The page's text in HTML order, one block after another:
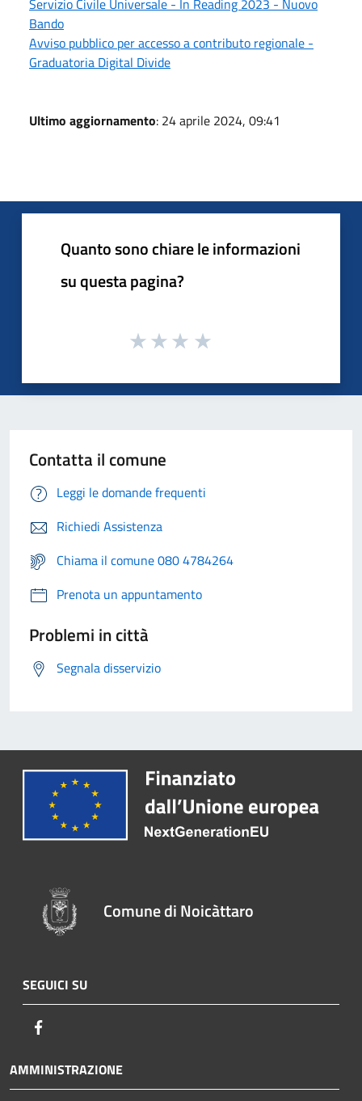
Servizio Civile Universale - In Reading 2023 - Nuovo
Bando
Avviso pubblico per accesso a contributo regionale -
Graduatoria Digital Divide
Ultimo aggiornamento: 24 aprile 2024, 09:41
Quanto sono chiare le informazioni
su questa pagina?
Contatta il comune
Leggi le domande frequenti
Richiedi Assistenza
Chiama il comune 080 4784264
Prenota un appuntamento
Problemi in città
Segnala disservizio
Comune di Noicàttaro
SEGUICI SU
AMMINISTRAZIONE